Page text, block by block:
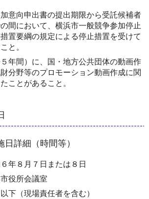
意向申出書の提出期限から受託候補者
間において、横浜市一般競争参加停止
置要綱の規定による停止措置を受けて
と。
年間）に、国・地方公共団体の動画作
分野等のプロモーション動画作成に関
ことがあること。
日詳細（時間等）
年８月７日または８日
役所会議室
（現場責任者を含む）